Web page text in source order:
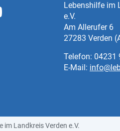
Lebenshilfe im
e.V.
Am Allerufer 6
27283 Verden
Telefon: 04231
E-Mail:
Landkreis Verden e.V.